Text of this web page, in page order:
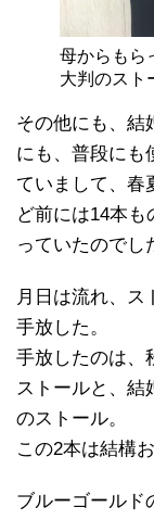
母からもら
大判のスト
その他にも、結
にも、普段にも
ていまして、春
ど前には14本
っていたのでし
月日は流れ、ス
手放した。
手放したのは、
ストールと、結
のストール。
この2本は結構
ブルーゴールド